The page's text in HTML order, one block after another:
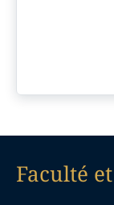
Faculté